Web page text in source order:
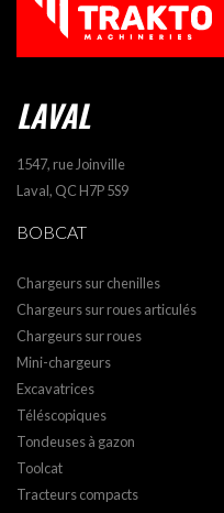
LAVAL
1547, rue Joinville
Laval, QC H7P 5S9
BOBCAT
Chargeurs sur chenilles
Chargeurs sur roues articulés
Chargeurs sur roues
Mini-chargeurs
Excavatrices
Téléscopiques
Tondeuses à gazon
Toolcat
Tracteurs compacts